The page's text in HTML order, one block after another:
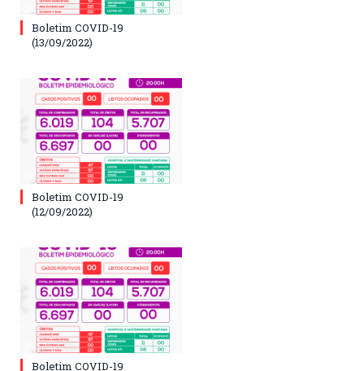
Boletim COVID-19
(13/09/2022)
Boletim COVID-19
(12/09/2022)
Boletim COVID-19